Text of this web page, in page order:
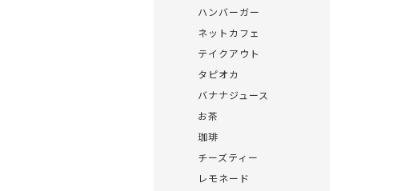
ハンバーガー
ネットカフェ
テイクアウト
タピオカ
バナナジュース
お茶
珈琲
チーズティー
レモネード